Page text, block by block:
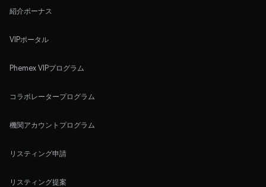
紹介ボーナス
VIPポータル
Phemex VIPプログラム
コラボレータープログラム
機関アカウントプログラム
リスティング申請
リスティング提案